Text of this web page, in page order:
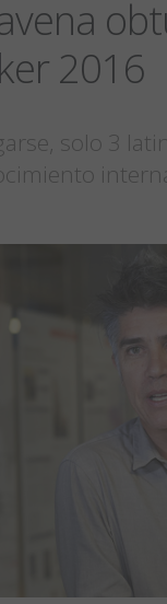
2016
solo 3